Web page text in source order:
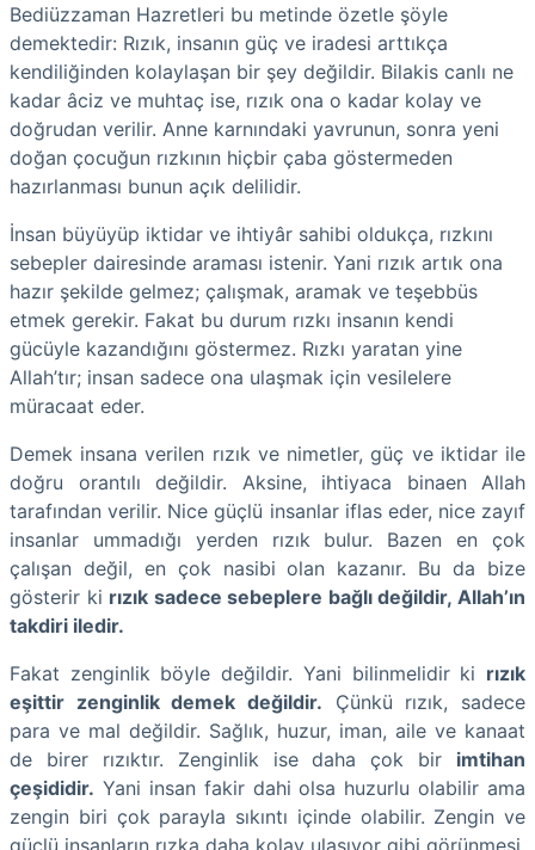
Bediüzzaman Hazretleri bu metinde özetle şöyle
demektedir: Rızık, insanın güç ve iradesi arttıkça
kendiliğinden kolaylaşan bir şey değildir. Bilakis canlı ne
kadar âciz ve muhtaç ise, rızık ona o kadar kolay ve
doğrudan verilir. Anne karnındaki yavrunun, sonra yeni
doğan çocuğun rızkının hiçbir çaba göstermeden
hazırlanması bunun açık delilidir.
İnsan büyüyüp iktidar ve ihtiyâr sahibi oldukça, rızkını
sebepler dairesinde araması istenir. Yani rızık artık ona
hazır şekilde gelmez; çalışmak, aramak ve teşebbüs
etmek gerekir. Fakat bu durum rızkı insanın kendi
gücüyle kazandığını göstermez. Rızkı yaratan yine
Allah’tır; insan sadece ona ulaşmak için vesilelere
müracaat eder.
Demek insana verilen rızık ve nimetler, güç ve iktidar ile
doğru orantılı değildir. Aksine, ihtiyaca binaen Allah
tarafından verilir. Nice güçlü insanlar iflas eder, nice zayıf
insanlar ummadığı yerden rızık bulur. Bazen en çok
çalışan değil, en çok nasibi olan kazanır. Bu da bize
gösterir ki rızık sadece sebeplere bağlı değildir, Allah’ın
takdiri iledir.
Fakat zenginlik böyle değildir. Yani bilinmelidir ki rızık
eşittir zenginlik demek değildir. Çünkü rızık, sadece
para ve mal değildir. Sağlık, huzur, iman, aile ve kanaat
de birer rızıktır. Zenginlik ise daha çok bir imtihan
çeşididir. Yani insan fakir dahi olsa huzurlu olabilir ama
zengin biri çok parayla sıkıntı içinde olabilir. Zengin ve
güçlü insanların rızka daha kolay ulaşıyor gibi görünmesi,